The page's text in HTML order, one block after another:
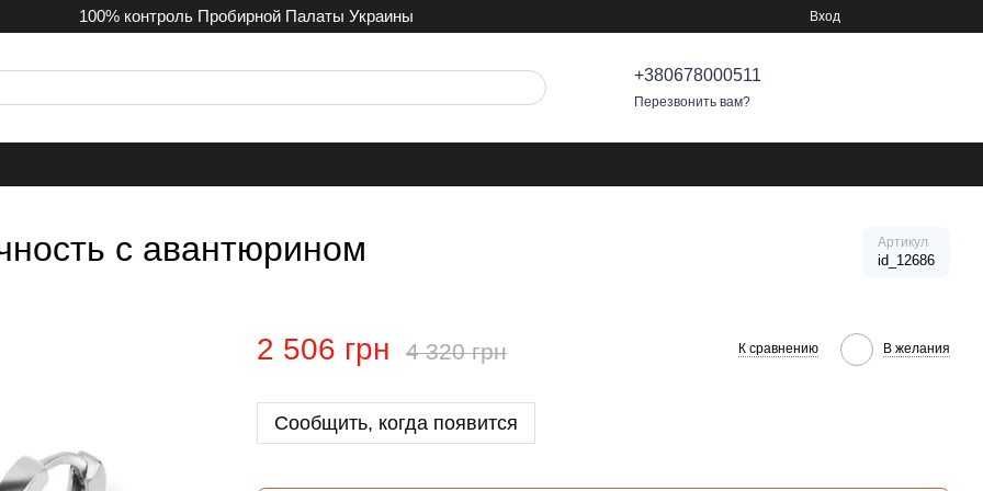
100% контроль Пробирной Палаты Украины Вход
+380678000511
Перезвонить вам?
с авантюрином Артикул
id_12686
2 506 грн 4 320 грн К сравнению В желания
Сообщить, когда появится